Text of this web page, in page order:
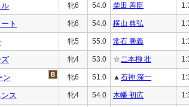
牝6 54.0 柴田 善臣
ト 牝6 54.0 横山 典弘
牝5 55.0 常石 勝義
牝4 53.0 ☆二本柳 壮
ン 牝6 51.0 ▲ 石神 深一
ス 牝4 54.0 木幡 初広